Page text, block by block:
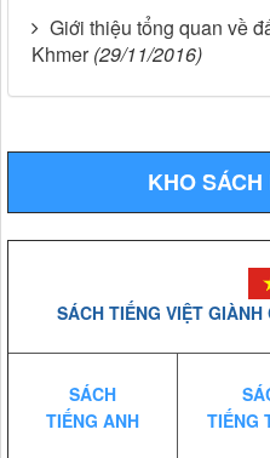
Giới thiệu tổng quan về
Khmer (29/11/2016)
KHO
SÁCH TIẾNG VIỆT
SÁCH
TIẾNG ANH
TIẾNG